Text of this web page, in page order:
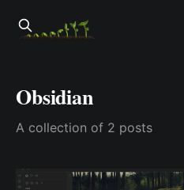
Obsidian
A collection of 2 posts